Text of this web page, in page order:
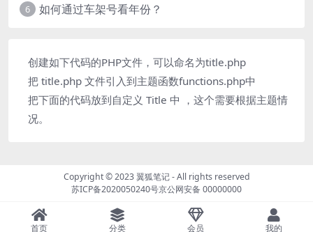
6 如何通过车架号看年份？
创建如下代码的PHP文件，可以命名为title.php
把 title.php 文件引入到主题函数functions.php中
把下面的代码放到自定义 Title 中 ，这个需要根据主题情
况。
Copyright © 2023翼狐笔记- All rights reserved
苏ICP备2020050240号京公网安备 00000000
首页 分类 会员 我的